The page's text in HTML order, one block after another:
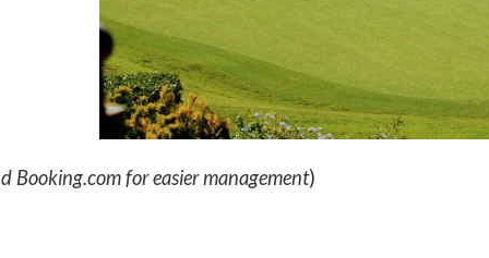
Booking.com for easier management)